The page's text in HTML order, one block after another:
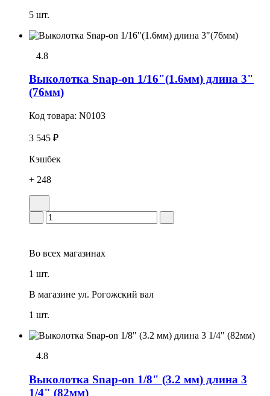
5 шт.
4.8
Выколотка Snap-on 1/16"(1.6мм) длина 3"
(76мм)
Код товара: N0103
3 545 ₽
Кэшбек
+ 248
Во всех магазинах
1 шт.
В магазине ул. Рогожский вал
1 шт.
4.8
Выколотка Snap-on 1/8" (3.2 мм) длина 3
1/4" (82мм)